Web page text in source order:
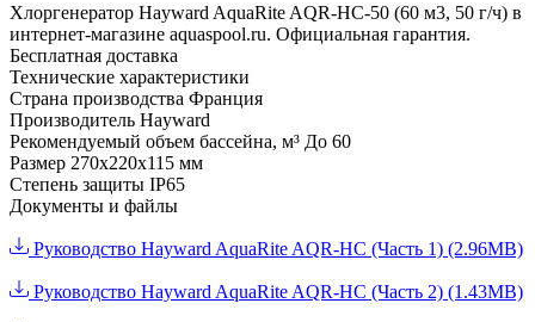
Хлоргенератор Hayward AquaRite AQR-HC-50 (60 м3, 50 г/ч) в
интернет-магазине aquaspool.ru. Официальная гарантия.
Бесплатная доставка
Технические характеристики
Страна производства Франция
Производитель Hayward
Рекомендуемый объем бассейна, м³ До 60
Размер 270х220х115 мм
Степень защиты IP65
Документы и файлы
Руководство Hayward AquaRite AQR-HC (Часть 1) (2.96MB)
Руководство Hayward AquaRite AQR-HC (Часть 2) (1.43MB)